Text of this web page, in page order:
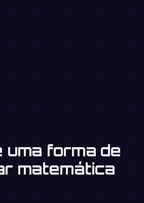
uma forma de
matemática